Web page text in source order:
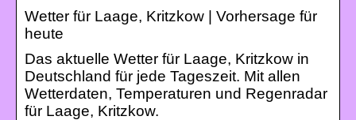
Wetter für Laage, Kritzkow | Vorhersage für
heute
Das aktuelle Wetter für Laage, Kritzkow in
Deutschland für jede Tageszeit. Mit allen
Wetterdaten, Temperaturen und Regenradar
für Laage, Kritzkow.